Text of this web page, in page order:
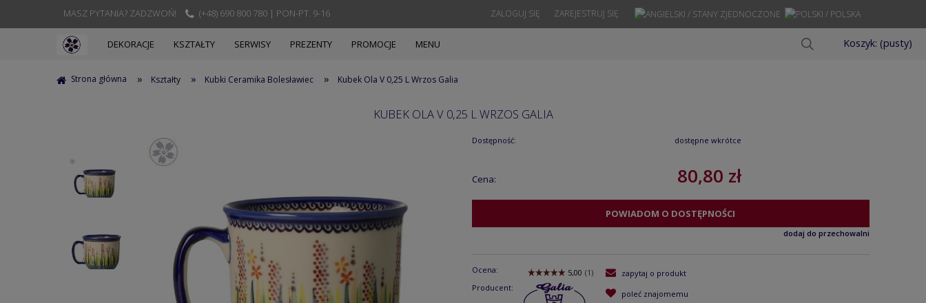
MASZ PYTANIA? ZADZWOŃ! (+48) 690 800 780 | PON-PT. 9-16 ZAREJESTRUJ SIĘ
ZALOGUJ SIĘ
Koszyk: (pusty)
DEKORACJE KSZTAŁTY SERWISY PREZENTY PROMOCJE MENU
Strona główna » Kształty » Kubki Ceramika Bolesławiec » Kubek Ola V 0,25 L Wrzos Galia
KUBEK OLA V 0,25 L WRZOS GALIA
Dostępność: dostępne wkrótce
Cena: 80,80 zł
POWIADOM O DOSTĘPNOŚCI
dodaj do przechowalni
Ocena:
Producent:
zapytaj o produkt
poleć znajomemu